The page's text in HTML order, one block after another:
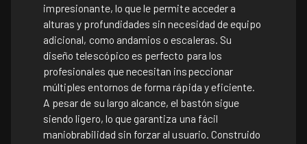
impresionante, lo que le permite acceder a
alturas y profundidades sin necesidad de equipo
adicional, como andamios o escaleras. Su
diseño telescópico es perfecto para los
profesionales que necesitan inspeccionar
múltiples entornos de forma rápida y eficiente.
A pesar de su largo alcance, el bastón sigue
siendo ligero, lo que garantiza una fácil
maniobrabilidad sin forzar al usuario. Construido